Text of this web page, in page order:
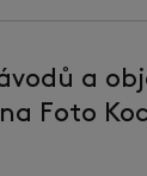
a
Foto